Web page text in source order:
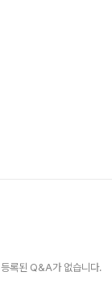
등록된 Q&A가 없습니다.